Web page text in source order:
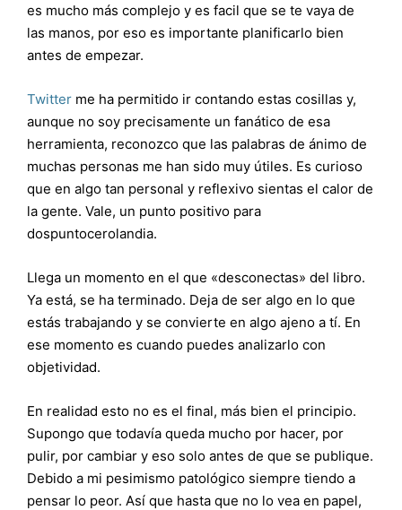
es mucho más complejo y es facil que se te vaya de
las manos, por eso es importante planificarlo bien
antes de empezar.
Twitter me ha permitido ir contando estas cosillas y,
aunque no soy precisamente un fanático de esa
herramienta, reconozco que las palabras de ánimo de
muchas personas me han sido muy útiles. Es curioso
que en algo tan personal y reflexivo sientas el calor de
la gente. Vale, un punto positivo para
dospuntocerolandia.
Llega un momento en el que «desconectas» del libro.
Ya está, se ha terminado. Deja de ser algo en lo que
estás trabajando y se convierte en algo ajeno a tí. En
ese momento es cuando puedes analizarlo con
objetividad.
En realidad esto no es el final, más bien el principio.
Supongo que todavía queda mucho por hacer, por
pulir, por cambiar y eso solo antes de que se publique.
Debido a mi pesimismo patológico siempre tiendo a
pensar lo peor. Así que hasta que no lo vea en papel,